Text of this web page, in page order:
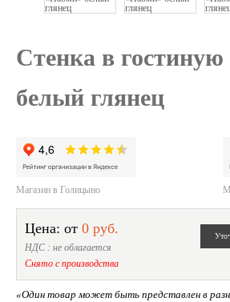
Стенка в
белый глянец
Магазин в Голицыно
Цена: от 0 руб.
НДС : не облагается
Снято с производства
«Один товар может быть представлен в